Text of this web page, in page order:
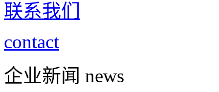
联系我们
contact
企业新闻 news